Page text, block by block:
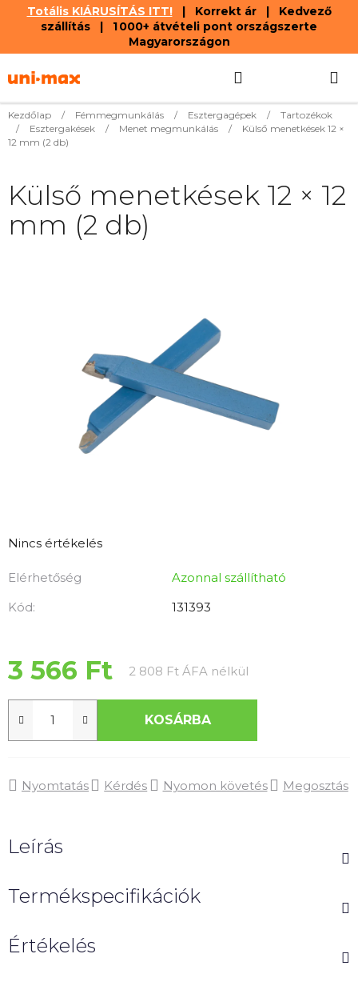
Totális KIÁRUSÍTÁS ITT!| Korrekt ár | Kedvező
szállítás | 1 000+ átvételi pont országszerte
Magyarországon
tartalomhoz
KOSÁR
Kezdőlap / Fémmegmunkálás / Esztergagépek /
Tartozékok
/
Esztergakések / Menet megmunkálás /
Külső menetkések 12 ×
12 mm (2 db)
A
átlagos
értékelése
0,0
csillag.
Nincs értékelés
Elérhetőség
Azonnal szállítható
Kód:
131393
3 566 Ft 2 808 Ft ÁFA nélkül
KOSÁRBA
Nyomtatás Kérdés Nyomon követés Megosztás
Külső menetkések 12 × 12
mm (2 db)
Leírás
Termékspecifikációk
Értékelés